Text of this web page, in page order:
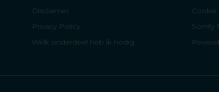
Disclaimer
Cookie
Privacy Policy
Somfy
Welk onderdeel heb ik nodig